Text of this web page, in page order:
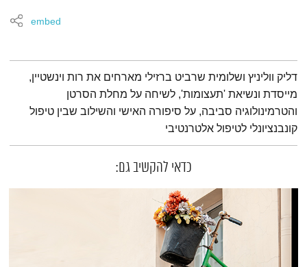
embed
תמצית הפודקאסט
דליק ווליניץ ושלומית שרביט ברזילי מארחים את רות וינשטיין,
מייסדת ונשיאת 'תעצומות', לשיחה על מחלת הסרטן
והטרמינולוגיה סביבה, על סיפורה האישי והשילוב שבין טיפול
קונבנציונלי לטיפול אלטרנטיבי
כדאי להקשיב גם: